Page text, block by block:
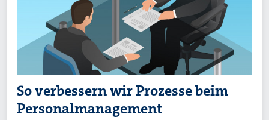
So verbessern wir Prozesse beim
Personalmanagement